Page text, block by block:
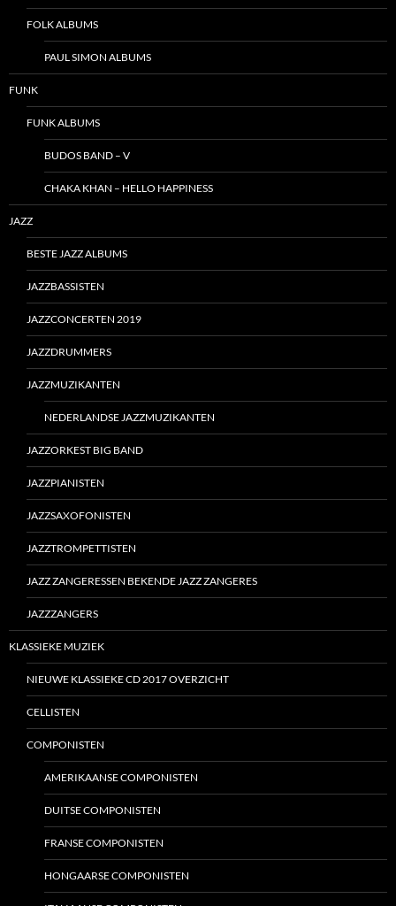
FOLK ALBUMS
PAUL SIMON ALBUMS
FUNK
FUNK ALBUMS
BUDOS BAND – V
CHAKA KHAN – HELLO HAPPINESS
JAZZ
BESTE JAZZ ALBUMS
JAZZBASSISTEN
JAZZCONCERTEN 2019
JAZZDRUMMERS
JAZZMUZIKANTEN
NEDERLANDSE JAZZMUZIKANTEN
JAZZORKEST BIG BAND
JAZZPIANISTEN
JAZZSAXOFONISTEN
JAZZTROMPETTISTEN
JAZZ ZANGERESSEN BEKENDE JAZZ ZANGERES
JAZZZANGERS
KLASSIEKE MUZIEK
NIEUWE KLASSIEKE CD 2017 OVERZICHT
CELLISTEN
COMPONISTEN
AMERIKAANSE COMPONISTEN
DUITSE COMPONISTEN
FRANSE COMPONISTEN
HONGAARSE COMPONISTEN